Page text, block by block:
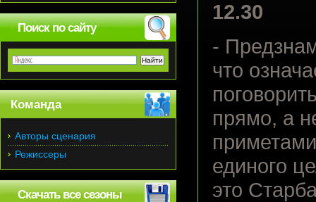
12.30
-
что
прямо, а
единого
это
Поиск по сайту
Команда
Авторы сценария
Режиссеры
Скачать все сезоны